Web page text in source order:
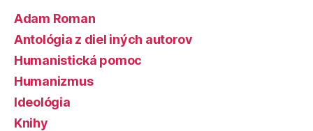
Adam Roman
Antológia z diel iných autorov
Humanistická pomoc
Humanizmus
Ideológia
Knihy